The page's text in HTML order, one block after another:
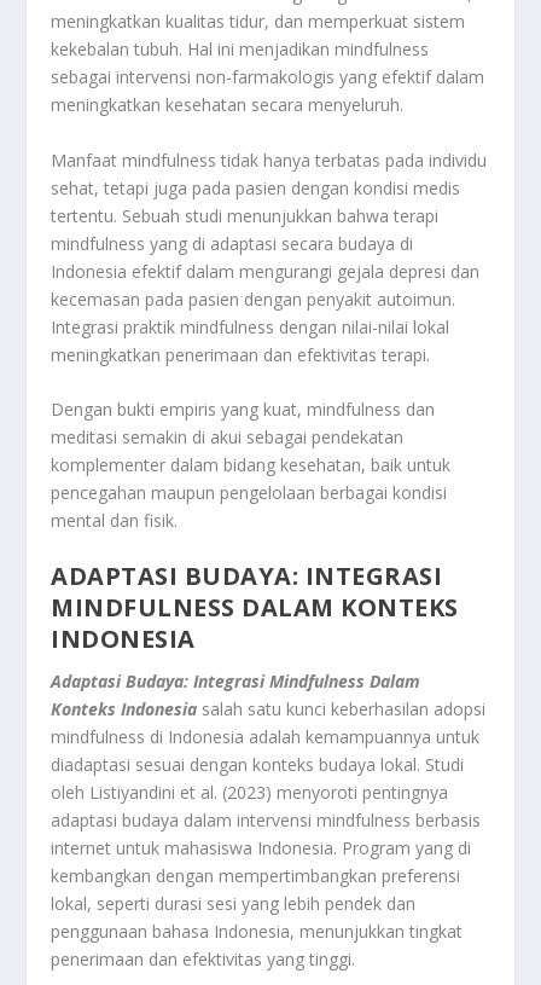
meningkatkan kualitas tidur, dan memperkuat sistem
kekebalan tubuh. Hal ini menjadikan mindfulness
sebagai intervensi non-farmakologis yang efektif dalam
meningkatkan kesehatan secara menyeluruh.
Manfaat mindfulness tidak hanya terbatas pada individu
sehat, tetapi juga pada pasien dengan kondisi medis
tertentu. Sebuah studi menunjukkan bahwa terapi
mindfulness yang di adaptasi secara budaya di
Indonesia efektif dalam mengurangi gejala depresi dan
kecemasan pada pasien dengan penyakit autoimun.
Integrasi praktik mindfulness dengan nilai-nilai lokal
meningkatkan penerimaan dan efektivitas terapi.
Dengan bukti empiris yang kuat, mindfulness dan
meditasi semakin di akui sebagai pendekatan
komplementer dalam bidang kesehatan, baik untuk
pencegahan maupun pengelolaan berbagai kondisi
mental dan fisik.
ADAPTASI BUDAYA: INTEGRASI
MINDFULNESS DALAM KONTEKS
INDONESIA
Adaptasi Budaya: Integrasi Mindfulness Dalam
Konteks Indonesia salah satu kunci keberhasilan adopsi
mindfulness di Indonesia adalah kemampuannya untuk
diadaptasi sesuai dengan konteks budaya lokal. Studi
oleh Listiyandini et al. (2023) menyoroti pentingnya
adaptasi budaya dalam intervensi mindfulness berbasis
internet untuk mahasiswa Indonesia. Program yang di
kembangkan dengan mempertimbangkan preferensi
lokal, seperti durasi sesi yang lebih pendek dan
penggunaan bahasa Indonesia, menunjukkan tingkat
penerimaan dan efektivitas yang tinggi.